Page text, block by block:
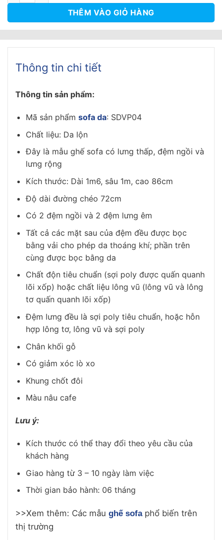
THÊM VÀO GIỎ HÀNG
Thông tin chi tiết
Thông tin sản phẩm:
Mã sản phẩm sofa da: SDVP04
Chất liệu: Da lộn
Đây là mẫu ghế sofa có lưng thấp, đệm ngồi và
lưng rộng
Kích thước: Dài 1m6, sâu 1m, cao 86cm
Độ dài đường chéo 72cm
Có 2 đệm ngồi và 2 đệm lưng êm
Tất cả các mặt sau của đệm đều được bọc
bằng vải cho phép da thoáng khí; phần trên
cùng được bọc bằng da
Chất độn tiêu chuẩn (sợi poly được quấn quanh
lõi xốp) hoặc chất liệu lông vũ (lông vũ và lông
tơ quấn quanh lõi xốp)
Đệm lưng đều là sợi poly tiêu chuẩn, hoặc hỗn
hợp lông tơ, lông vũ và sợi poly
Chân khối gỗ
Có giảm xóc lò xo
Khung chốt đôi
Màu nâu cafe
Lưu ý:
Kích thước có thể thay đổi theo yêu cầu của
khách hàng
Giao hàng từ 3 – 10 ngày làm việc
Thời gian bảo hành: 06 tháng
>>Xem thêm: Các mẫu ghế sofaphổ biến trên
thị trường